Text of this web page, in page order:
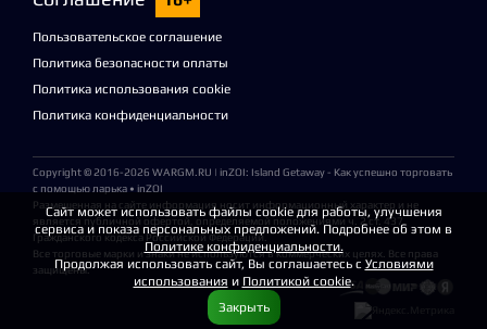
Пользовательское соглашение
Политика безопасности оплаты
Политика использования cookie
Политика конфиденциальности
Copyright © 2016-2026 WARGM.RU | inZOI: Island Getaway - Как успешно торговать
с помощью ларька • inZOI
Размещенная на сайте информация носит информационный характер и не
является публичной офертой, определяемой положениями ч. 2 ст. 437
Гражданского кодекса Российской Федерации.
Все торговые марки и знаки не используются в коммерческих целях. Все права
защищены.
Сайт может использовать файлы cookie для работы, улучшения
сервиса и показа персональных предложений. Подробнее об этом в
Политике конфиденциальности.
Продолжая использовать сайт, Вы соглашаетесь с Условиями
использования и Политикой cookie.
Закрыть